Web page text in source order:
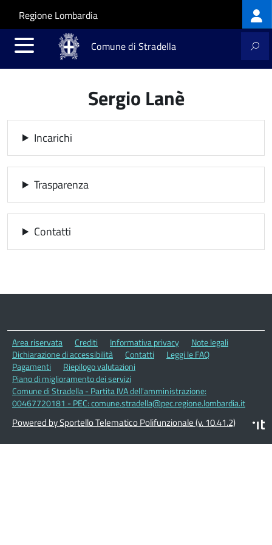
Salta al contenuto principale
Skip to site navigation
Regione Lombardia
Comune di Stradella
Sergio Lanè
Incarichi
Trasparenza
Contatti
Area riservata Crediti Informativa privacy
Note legali
Dichiarazione di accessibilità
Contatti
Leggi le FAQ
Pagamenti
Riepilogo valutazioni
Piano di miglioramento dei servizi
Comune di Stradella - Partita IVA dell'amministrazione:
00467720181 - PEC: comune.stradella@pec.regione.lombardia.it
Powered by Sportello Telematico Polifunzionale (v. 10.41.2)